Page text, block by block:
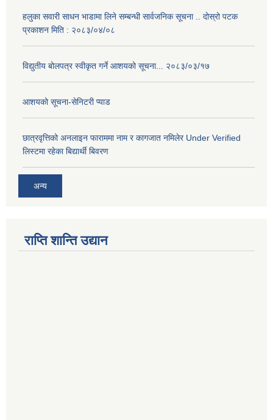
हलुका सवारी साधन भाडामा लिने सम्बन्धी सार्वजनिक सूचना .. दोस्रो पटक
प्रकाशन मिति : २०८३/०४/०८
विद्युतीय बोलपत्र स्वीकृत गर्ने आशयको सूचना... २०८३/०३/१७
आशयको सूचना-सेनिटरी प्याड
छात्रवृत्तिको अनलाइन फाराममा नाम र कागजात नमिलेर Under Verified
लिस्टमा रहेका बिद्यार्थी बिवरण
अन्य
राप्ति शान्ति उद्यान